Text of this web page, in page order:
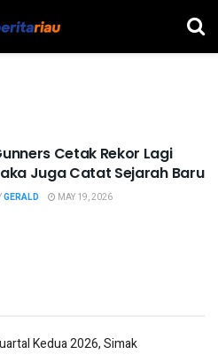
Cetak Rekor Lagi
Juga Catat Sejarah Baru
GERALD MAY 19, 2026
Kedua 2026, Simak